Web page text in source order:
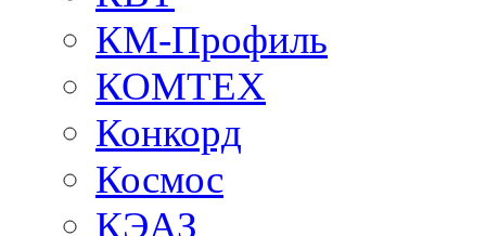
КМ-Профиль
КОМТЕХ
Конкорд
Космос
КЭАЗ